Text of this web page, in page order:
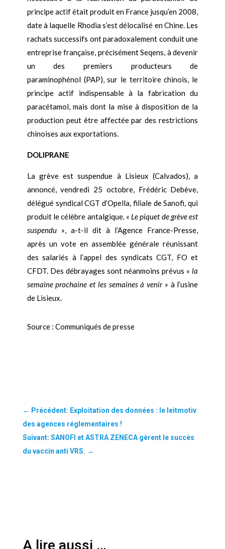
principe actif était produit en France jusqu’en 2008,
date à laquelle Rhodia s’est délocalisé en Chine. Les
rachats successifs ont paradoxalement conduit une
entreprise française, précisément Seqens, à devenir
un des premiers producteurs de
paraminophénol (PAP), sur le territoire chinois, le
principe actif indispensable à la fabrication du
paracétamol, mais dont la mise à disposition de la
production peut être affectée par des restrictions
chinoises aux exportations.
DOLIPRANE
La grève est suspendue à Lisieux (Calvados), a
annoncé, vendredi 25 octobre, Frédéric Debève,
délégué syndical CGT d’Opella, filiale de Sanofi, qui
produit le célèbre antalgique. « Le piquet de grève est
suspendu », a-t-il dit à l’Agence France-Presse,
après un vote en assemblée générale réunissant
des salariés à l’appel des syndicats CGT, FO et
CFDT. Des débrayages sont néanmoins prévus « la
semaine prochaine et les semaines à venir » à l’usine
de Lisieux.
Source : Communiqués de presse
← Précédent: Exploitation des données : le leitmotiv
des agences réglementaires !
Suivant: SANOFI et ASTRA ZENECA gèrent le succès
du vaccin anti VRS. →
A lire aussi …